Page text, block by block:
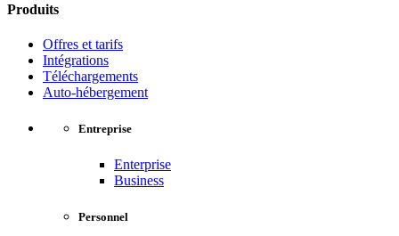
Produits
Offres et tarifs
Intégrations
Téléchargements
Auto-hébergement
Entreprise
Enterprise
Business
Personnel